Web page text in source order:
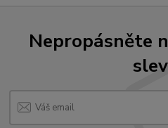
Nepropásněte